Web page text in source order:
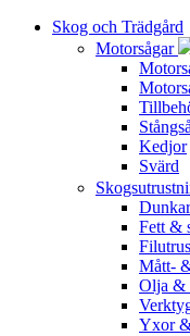
Skog och Trädgård
Motorsågar
Kedjor
Svärd
Fett &
Mått-
Olja &
Yxor